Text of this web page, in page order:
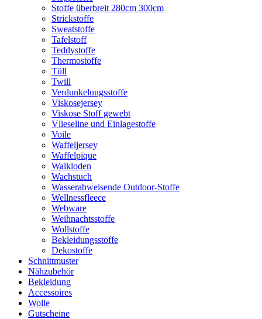
Stoffe überbreit 280cm 300cm
Strickstoffe
Sweatstoffe
Tafelstoff
Teddystoffe
Thermostoffe
Tüll
Twill
Verdunkelungsstoffe
Viskosejersey
Viskose Stoff gewebt
Vlieseline und Einlagestoffe
Voile
Waffeljersey
Waffelpique
Walkloden
Wachstuch
Wasserabweisende Outdoor-Stoffe
Wellnessfleece
Webware
Weihnachtsstoffe
Wollstoffe
Bekleidungsstoffe
Dekostoffe
Schnittmuster
Nähzubehör
Bekleidung
Accessoires
Wolle
Gutscheine